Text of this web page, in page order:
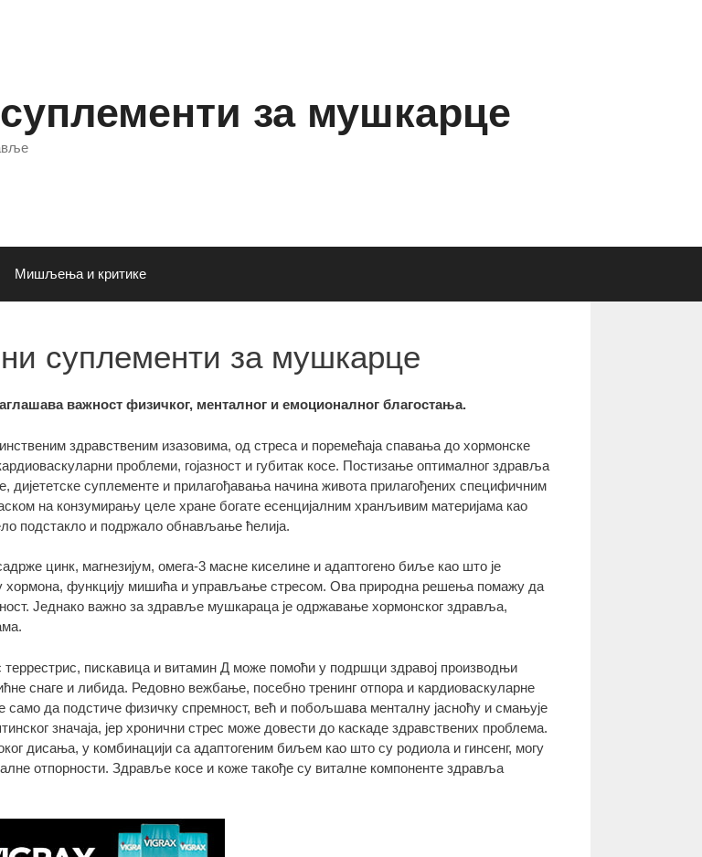
за мушкарце
Мишљења и критике
суплементи за мушкарце
важност физичког, менталног и емоционалног благостања.
здравственим изазовима, од стреса и поремећаја спавања до хормонске
проблеми, гојазност и губитак косе. Постизање оптималног здравља
дијететске суплементе и прилагођавања начина живота прилагођених специфичним
на конзумирању целе хране богате есенцијалним хранљивим материјама као
подстакло и подржало обнављање ћелија.
цинк, магнезијум, омега-3 масне киселине и адаптогено биље као што је
хормона, функцију мишића и управљање стресом. Ова природна решења помажу да
Једнако важно за здравље мушкараца је одржавање хормонског здравља,
пискавица и витамин Д може помоћи у подршци здравој производњи
снаге и либида. Редовно вежбање, посебно тренинг отпора и кардиоваскуларне
само да подстиче физичку спремност, већ и побољшава менталну јасноћу и смањује
значаја, јер хронични стрес може довести до каскаде здравствених проблема.
дисања, у комбинацији са адаптогеним биљем као што су родиола и гинсенг, могу
отпорности. Здравље косе и коже такође су виталне компоненте здравља